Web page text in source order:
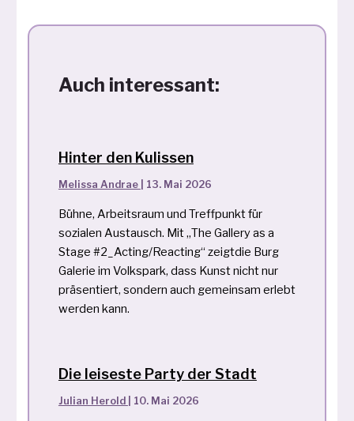
Auch interessant:
Hinter den Kulissen
Melissa Andrae 13. Mai 2026
Bühne, Arbeitsraum und Treffpunkt für
sozialen Austausch. Mit „The Gallery as a
Stage #2_Acting/Reacting“ zeigtdie Burg
Galerie im Volkspark, dass Kunst nicht nur
präsentiert, sondern auch gemeinsam erlebt
werden kann.
Die leiseste Party der Stadt
Julian Herold 10. Mai 2026